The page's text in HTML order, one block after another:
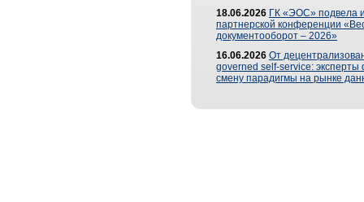
18.06.2026 ГК «ЭОС» подвела
партнерской конференции
документооборот – 2026»
16.06.2026 От
governed self-service: эксперты
смену парадигмы на рынке